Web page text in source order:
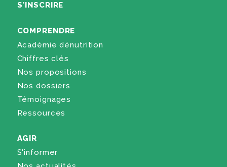
S'INSCRIRE
COMPRENDRE
Académie dénutrition
Chiffres clés
Nos propositions
Nos dossiers
Témoignages
Ressources
AGIR
S'informer